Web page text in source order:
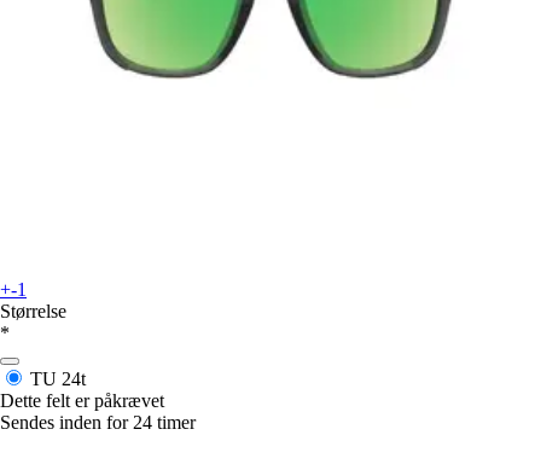
+-1
Størrelse
*
TU 24t
Dette felt er påkrævet
Sendes inden for 24 timer